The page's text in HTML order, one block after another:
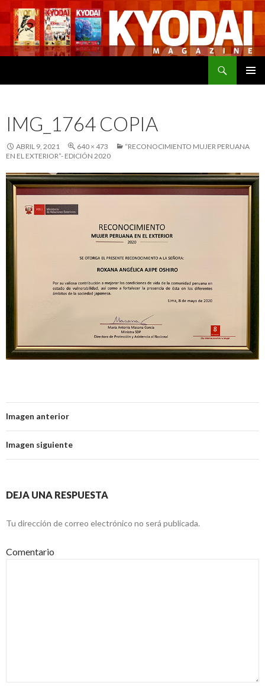
IMG_1764 COPIA
ABRIL 9, 2021 640 × 473
“RECONOCIMIENTO MUJER PERUANA
EN EL EXTERIOR”- EDICIÓN 2020
Imagen anterior
Imagen siguiente
DEJA UNA RESPUESTA
Tu dirección de correo electrónico no será publicada.
Comentario